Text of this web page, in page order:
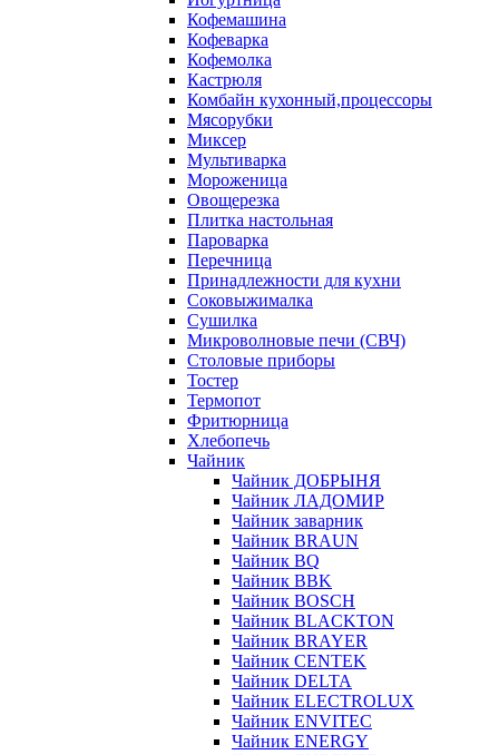
Кофемашина
Кофеварка
Кофемолка
Кастрюля
Комбайн кухонный,процессоры
Мясорубки
Миксер
Мультиварка
Мороженица
Овощерезка
Плитка настольная
Пароварка
Перечница
Принадлежности для кухни
Соковыжималка
Сушилка
Микроволновые печи (СВЧ)
Столовые приборы
Тостер
Термопот
Фритюрница
Хлебопечь
Чайник
Чайник ДОБРЫНЯ
Чайник ЛАДОМИР
Чайник заварник
Чайник BRAUN
Чайник BQ
Чайник BBK
Чайник BOSCH
Чайник BLACKTON
Чайник BRAYER
Чайник CENTEK
Чайник DELTA
Чайник ELECTROLUX
Чайник ENVITEC
Чайник ENERGY